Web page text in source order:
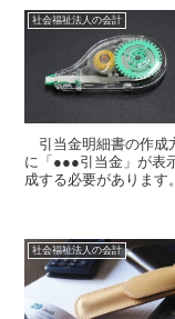
社会福祉法人の会計
引当金明細書の作成
に「●●●引当金」が表
成する必要がありま
社会福祉法人の会計